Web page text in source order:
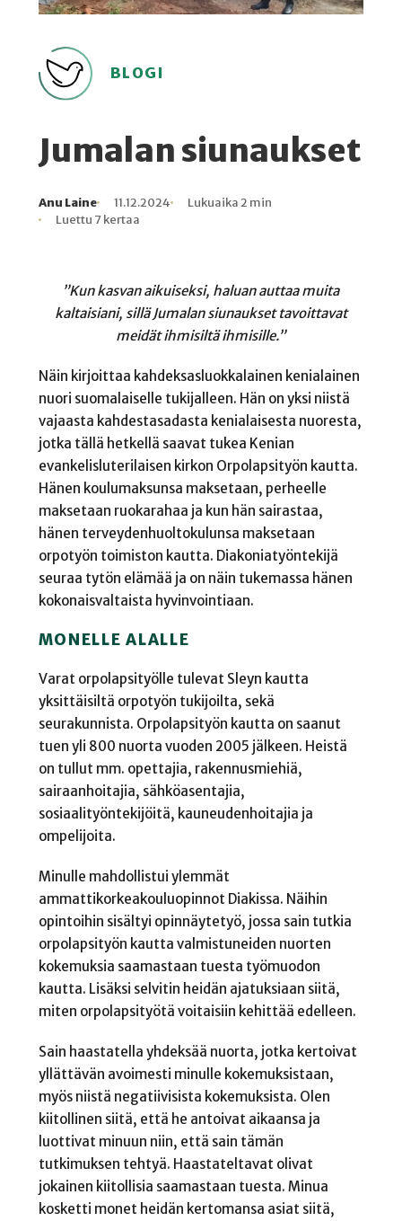
BLOGI
Jumalan siunaukset
Kirjoittaja
Anu Laine
Julkaistu
11.12.2024
Lukuaika
Lukuaika 2 min
Lukukertoja
Luettu 7 kertaa
”Kun kasvan aikuiseksi, haluan auttaa muita
kaltaisiani, sillä Jumalan siunaukset tavoittavat
meidät ihmisiltä ihmisille.”
Näin kirjoittaa kahdeksasluokkalainen kenialainen
nuori suomalaiselle tukijalleen. Hän on yksi niistä
vajaasta kahdestasadasta kenialaisesta nuoresta,
jotka tällä hetkellä saavat tukea Kenian
evankelisluterilaisen kirkon Orpolapsityön kautta.
Hänen koulumaksunsa maksetaan, perheelle
maksetaan ruokarahaa ja kun hän sairastaa,
hänen terveydenhuoltokulunsa maksetaan
orpotyön toimiston kautta. Diakoniatyöntekijä
seuraa tytön elämää ja on näin tukemassa hänen
kokonaisvaltaista hyvinvointiaan.
MONELLE ALALLE
Varat orpolapsityölle tulevat Sleyn kautta
yksittäisiltä orpotyön tukijoilta, sekä
seurakunnista. Orpolapsityön kautta on saanut
tuen yli 800 nuorta vuoden 2005 jälkeen. Heistä
on tullut mm. opettajia, rakennusmiehiä,
sairaanhoitajia, sähköasentajia,
sosiaalityöntekijöitä, kauneudenhoitajia ja
ompelijoita.
Minulle mahdollistui ylemmät
ammattikorkeakouluopinnot Diakissa. Näihin
opintoihin sisältyi opinnäytetyö, jossa sain tutkia
orpolapsityön kautta valmistuneiden nuorten
kokemuksia saamastaan tuesta työmuodon
kautta. Lisäksi selvitin heidän ajatuksiaan siitä,
miten orpolapsityötä voitaisiin kehittää edelleen.
Sain haastatella yhdeksää nuorta, jotka kertoivat
yllättävän avoimesti minulle kokemuksistaan,
myös niistä negatiivisista kokemuksista. Olen
kiitollinen siitä, että he antoivat aikaansa ja
luottivat minuun niin, että sain tämän
tutkimuksen tehtyä. Haastateltavat olivat
jokainen kiitollisia saamastaan tuesta. Minua
kosketti monet heidän kertomansa asiat siitä,